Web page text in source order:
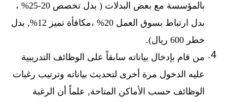
بالمؤسسة مع بعض البدلات ( بدل تخصص 20-25% ،
بدل ارتباط بسوق العمل 20% ،مكافأة تميز 12%, بدل
خطر 600 ريال).
من قام بإدخال بياناته سابقاً على الوظائف التدريبية
عليه الدخول مرة أخرى لتحديث بياناته وترتيب رغبات
الوظائف حسب الأماكن المتاحة, علماً أن الرغبة